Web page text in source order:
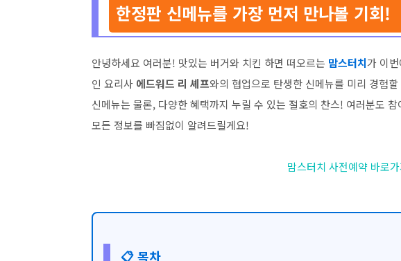
한정판 신메뉴를 가장 먼저 만나볼 기회!
안녕하세요 여러분! 맛있는 버거와 치킨 하면 떠오르는 맘스터치가 이
인 요리사 에드워드 리 셰프와의 협업으로 탄생한 신메뉴를 미리 경험할
신메뉴는 물론, 다양한 혜택까지 누릴 수 있는 절호의 찬스! 여러분도
모든 정보를 빠짐없이 알려드릴게요!
맘스터치 사전예약 바로가
📋 목차